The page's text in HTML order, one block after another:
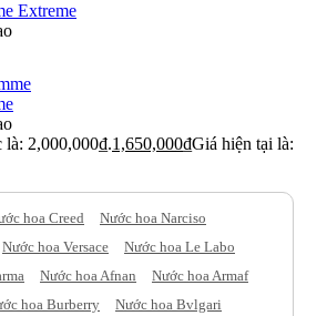
Extreme
là: 2,000,000₫.1,650,000₫Giá hiện tại là:
hoa Creed
Nước hoa Narciso
Nước hoa Versace
Nước hoa Le Labo
Nước hoa Afnan
Nước hoa Armaf
hoa Burberry
Nước hoa Bvlgari